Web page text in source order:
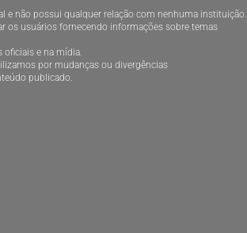
e não possui qualquer relação com nenhuma instituição.
os usuários fornecendo informações sobre temas
oficiais e na mídia.
por mudanças ou divergências
publicado.